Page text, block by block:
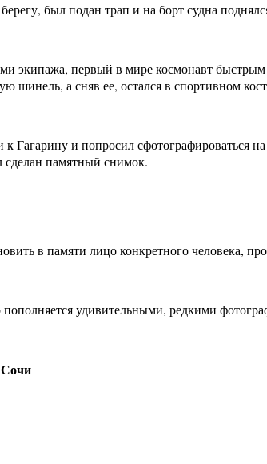
был подан трап и на борт судна
экипажа, первый в мире космонавт
шинель, а сняв ее, остался в спортивном
Гагарину и попросил сфотографироваться
сделан памятный снимок.
в памяти лицо конкретного человека,
удивительными, редкими